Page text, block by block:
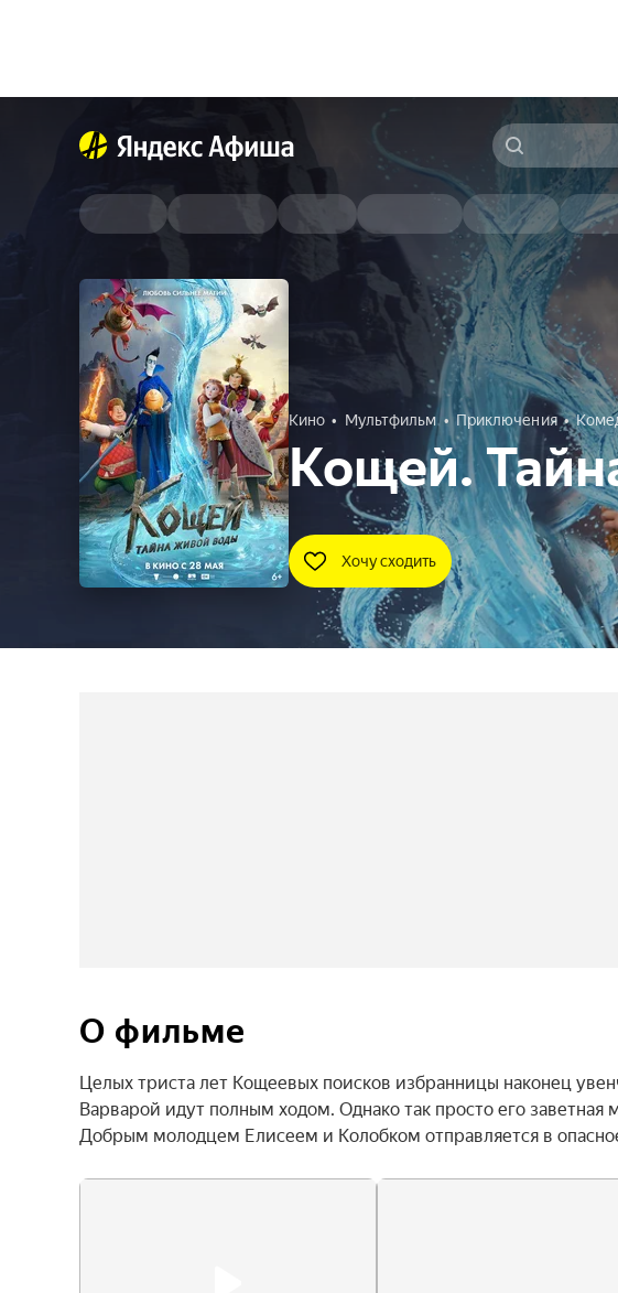
Кино Мультфильм Приключения
Кощей.
Хочу сходить
О фильме
Целых триста лет Кощеевых поисков избранницы наконец
Варварой идут полным ходом. Однако так просто его
Добрым молодцем Елисеем и Колобком отправляется в